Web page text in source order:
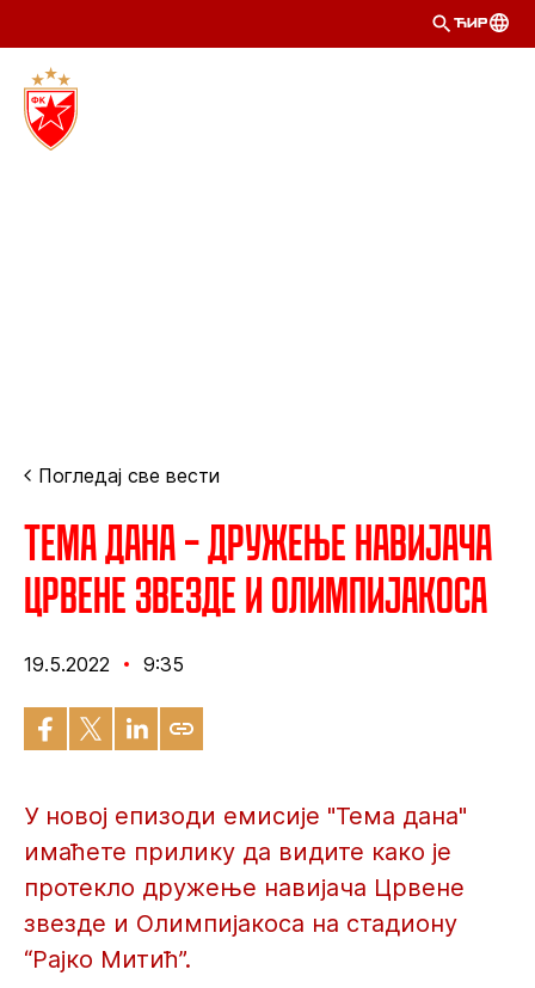
ЋИР
Погледај све вести
Тема дана – Дружење навијача
Црвене звезде и Олимпијакоса
19.5.2022 9:35
У новој епизоди емисије "Тема дана"
имаћете прилику да видите како је
протекло дружење навијача Црвене
звезде и Олимпијакоса на стадиону
“Рајко Митић”.